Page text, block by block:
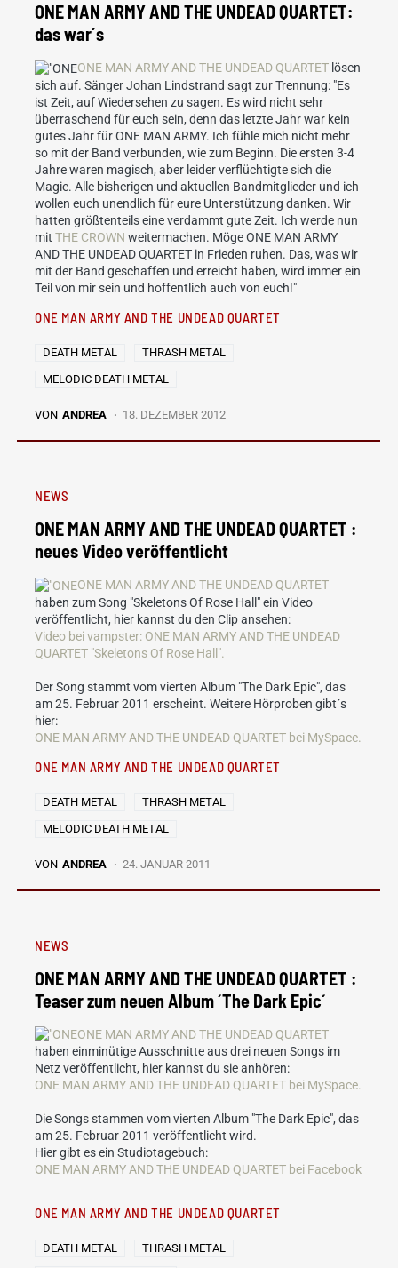
ONE MAN ARMY AND THE UNDEAD QUARTET:
das war´s
ONE MAN ARMY AND THE UNDEAD QUARTET lösen
sich auf. Sänger Johan Lindstrand sagt zur Trennung: "Es
ist Zeit, auf Wiedersehen zu sagen. Es wird nicht sehr
überraschend für euch sein, denn das letzte Jahr war kein
gutes Jahr für ONE MAN ARMY. Ich fühle mich nicht mehr
so mit der Band verbunden, wie zum Beginn. Die ersten 3-4
Jahre waren magisch, aber leider verflüchtigte sich die
Magie. Alle bisherigen und aktuellen Bandmitglieder und ich
wollen euch unendlich für eure Unterstützung danken. Wir
hatten größtenteils eine verdammt gute Zeit. Ich werde nun
mit THE CROWN weitermachen. Möge ONE MAN ARMY
AND THE UNDEAD QUARTET in Frieden ruhen. Das, was wir
mit der Band geschaffen und erreicht haben, wird immer ein
Teil von mir sein und hoffentlich auch von euch!"
ONE MAN ARMY AND THE UNDEAD QUARTET
DEATH METAL
THRASH METAL
MELODIC DEATH METAL
VON ANDREA 18. DEZEMBER 2012
NEWS
ONE MAN ARMY AND THE UNDEAD QUARTET :
neues Video veröffentlicht
ONE MAN ARMY AND THE UNDEAD QUARTET
haben zum Song "Skeletons Of Rose Hall" ein Video
veröffentlicht, hier kannst du den Clip ansehen:
Video bei vampster: ONE MAN ARMY AND THE UNDEAD
QUARTET "Skeletons Of Rose Hall".
Der Song stammt vom vierten Album "The Dark Epic", das
am 25. Februar 2011 erscheint. Weitere Hörproben gibt´s
hier:
ONE MAN ARMY AND THE UNDEAD QUARTET bei MySpace.
ONE MAN ARMY AND THE UNDEAD QUARTET
DEATH METAL
THRASH METAL
MELODIC DEATH METAL
VON ANDREA 24. JANUAR 2011
NEWS
ONE MAN ARMY AND THE UNDEAD QUARTET :
Teaser zum neuen Album ´The Dark Epic´
ONE MAN ARMY AND THE UNDEAD QUARTET
haben einminütige Ausschnitte aus drei neuen Songs im
Netz veröffentlicht, hier kannst du sie anhören:
ONE MAN ARMY AND THE UNDEAD QUARTET bei MySpace.
Die Songs stammen vom vierten Album "The Dark Epic", das
am 25. Februar 2011 veröffentlicht wird.
Hier gibt es ein Studiotagebuch:
ONE MAN ARMY AND THE UNDEAD QUARTET bei Facebook
ONE MAN ARMY AND THE UNDEAD QUARTET
DEATH METAL THRASH METAL